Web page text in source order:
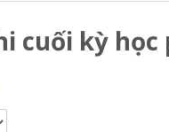
cuối kỳ học